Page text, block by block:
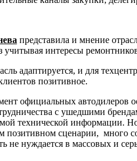
представила и мнение
учитывая интересы
адаптируется, и для
позитивное.
официальных автодилеров
с ушедшими
технической информации.
позитивном сценарии, много
не нуждается в массовых и